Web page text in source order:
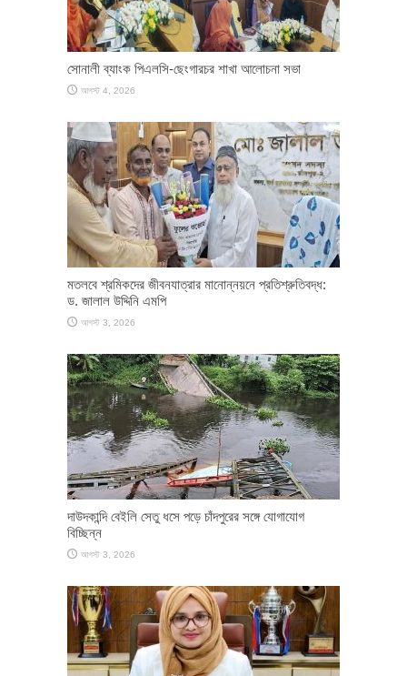
সোনালী ব্যাংক পিএলসি-ছেংগারচর শাখা আলোচনা সভা
আগস্ট 4, 2026
মতলবে শ্রমিকদের জীবনযাত্রার মানোন্নয়নে প্রতিশ্রুতিবদ্ধ:
ড. জালাল উদ্দিনি এমপি
আগস্ট 3, 2026
দাউদকান্দি বেইলি সেতু ধসে পড়ে চাঁদপুরের সঙ্গে যোগাযোগ
বিচ্ছিন্ন
আগস্ট 3, 2026